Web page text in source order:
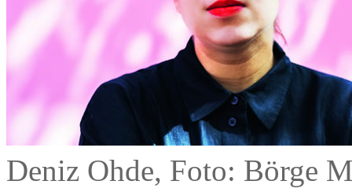
Deniz Ohde, Foto: Börge